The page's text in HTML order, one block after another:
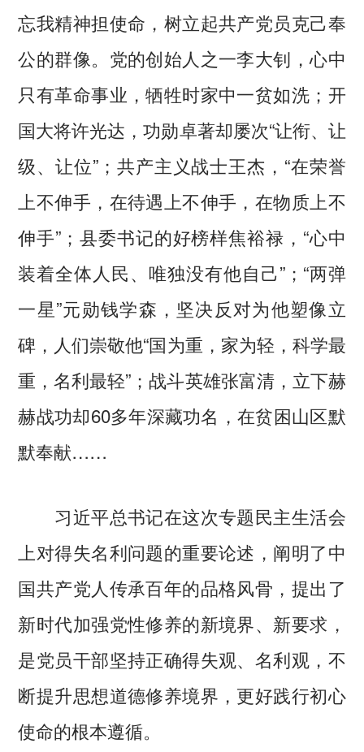
忘我精神担使命，树立起共产党员克己奉
公的群像。党的创始人之一李大钊，心中
只有革命事业，牺牲时家中一贫如洗；开
国大将许光达，功勋卓著却屡次“让衔、让
级、让位”；共产主义战士王杰，“在荣誉
上不伸手，在待遇上不伸手，在物质上不
伸手”；县委书记的好榜样焦裕禄，“心中
装着全体人民、唯独没有他自己”；“两弹
一星”元勋钱学森，坚决反对为他塑像立
碑，人们崇敬他“国为重，家为轻，科学最
重，名利最轻”；战斗英雄张富清，立下赫
赫战功却60多年深藏功名，在贫困山区默
默奉献……
习近平总书记在这次专题民主生活会
上对得失名利问题的重要论述，阐明了中
国共产党人传承百年的品格风骨，提出了
新时代加强党性修养的新境界、新要求，
是党员干部坚持正确得失观、名利观，不
断提升思想道德修养境界，更好践行初心
使命的根本遵循。